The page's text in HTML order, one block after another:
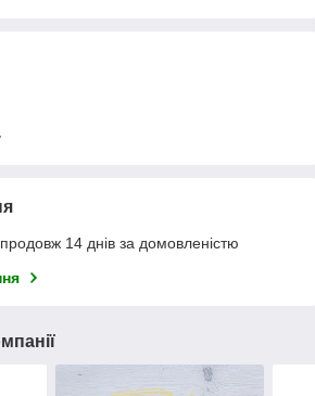
14 днів за домовленістю